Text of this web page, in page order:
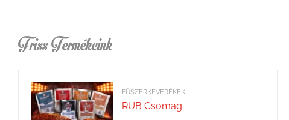
Friss Termékeink
FŰSZERKEVERÉKEK
RUB Csomag